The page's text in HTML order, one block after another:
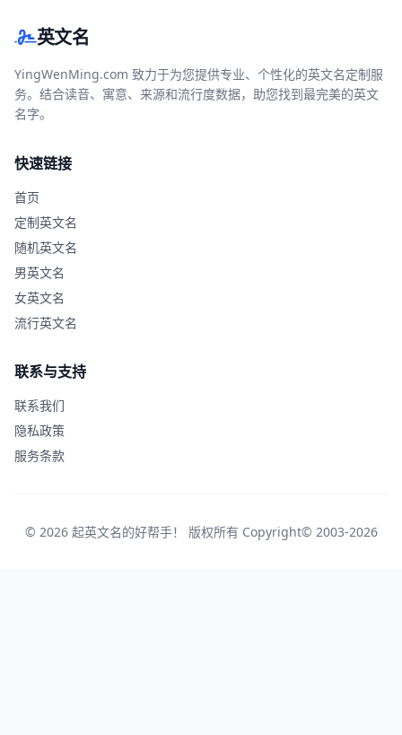
英文名
YingWenMing.com 致力于为您提供专业、个性化的英文名定制服
务。结合读音、寓意、来源和流行度数据，助您找到最完美的英文
名字。
快速链接
首页
定制英文名
随机英文名
男英文名
女英文名
流行英文名
联系与支持
联系我们
隐私政策
服务条款
© 2026 起英文名的好帮手！ 版权所有 Copyright© 2003-2026